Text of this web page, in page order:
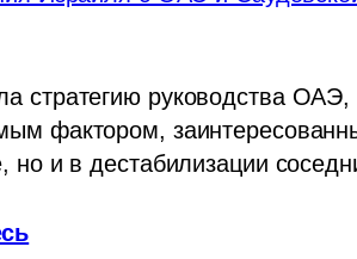
стратегию руководства ОАЭ,
фактором,
и в дестабилизации